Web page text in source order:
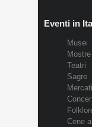
Eventi in
Musei
Mostre
Teatri
Sagre
Cene